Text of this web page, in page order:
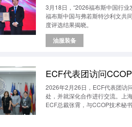
3月18日，“2026福布斯中国行
福布斯中国与弗若斯特沙利文共
度评选结果揭晓。
油服装备
ECF代表团访问
2026年2月26日，ECF代表团访
处，并就深化合作进行交流。上
ECF总裁张霄，与CCOP技术秘